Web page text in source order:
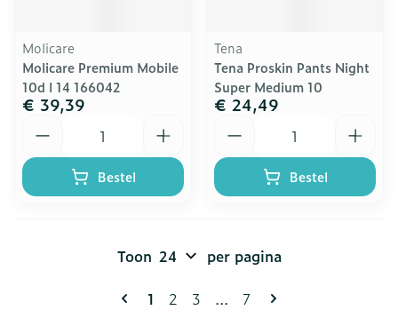
Molicare
Molicare Premium Mobile
10d l 14 166042
€ 39,39
Bestel
Tena
Tena Proskin Pants Night
Super Medium 10
€ 24,49
Bestel
Pagina's
U lees momenteel pagina
1 Pagina
2 Pagina
3 ... Pagina
7
Toon per pagina